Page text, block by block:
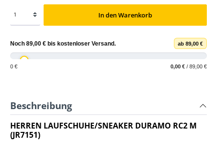
In den Warenkorb
Noch 89,00 € bis kostenloser Versand. ab 89,00 €
0 € 0,00 € / 89,00 €
Beschreibung
HERREN LAUFSCHUHE/SNEAKER DURAMO RC2 M
(JR7151)